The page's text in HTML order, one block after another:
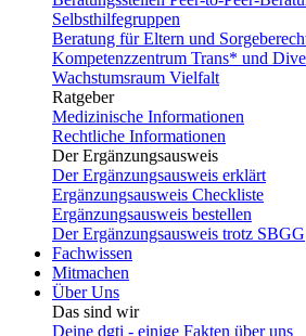
Selbsthilfegruppen
Beratung für Eltern und
Kompetenzzentrum Trans* und
Wachstumsraum Vielfalt
Ratgeber
Medizinische Informationen
Rechtliche Informationen
Der Ergänzungsausweis
Der Ergänzungsausweis erklärt
Ergänzungsausweis Checkliste
Ergänzungsausweis bestellen
Der Ergänzungsausweis trotz SBGG
Fachwissen
Mitmachen
Über Uns
Das sind wir
Deine dgti - einige Fakten über uns